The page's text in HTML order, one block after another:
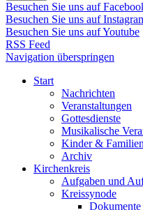
Besuchen Sie uns auf
Besuchen Sie uns auf
Besuchen Sie uns auf Youtube
RSS Feed
Navigation überspringen
Start
Nachrichten
Veranstaltungen
Gottesdienste
Musikalische
Kinder & Familien
Archiv
Kirchenkreis
Aufgaben und
Kreissynode
Dokumente